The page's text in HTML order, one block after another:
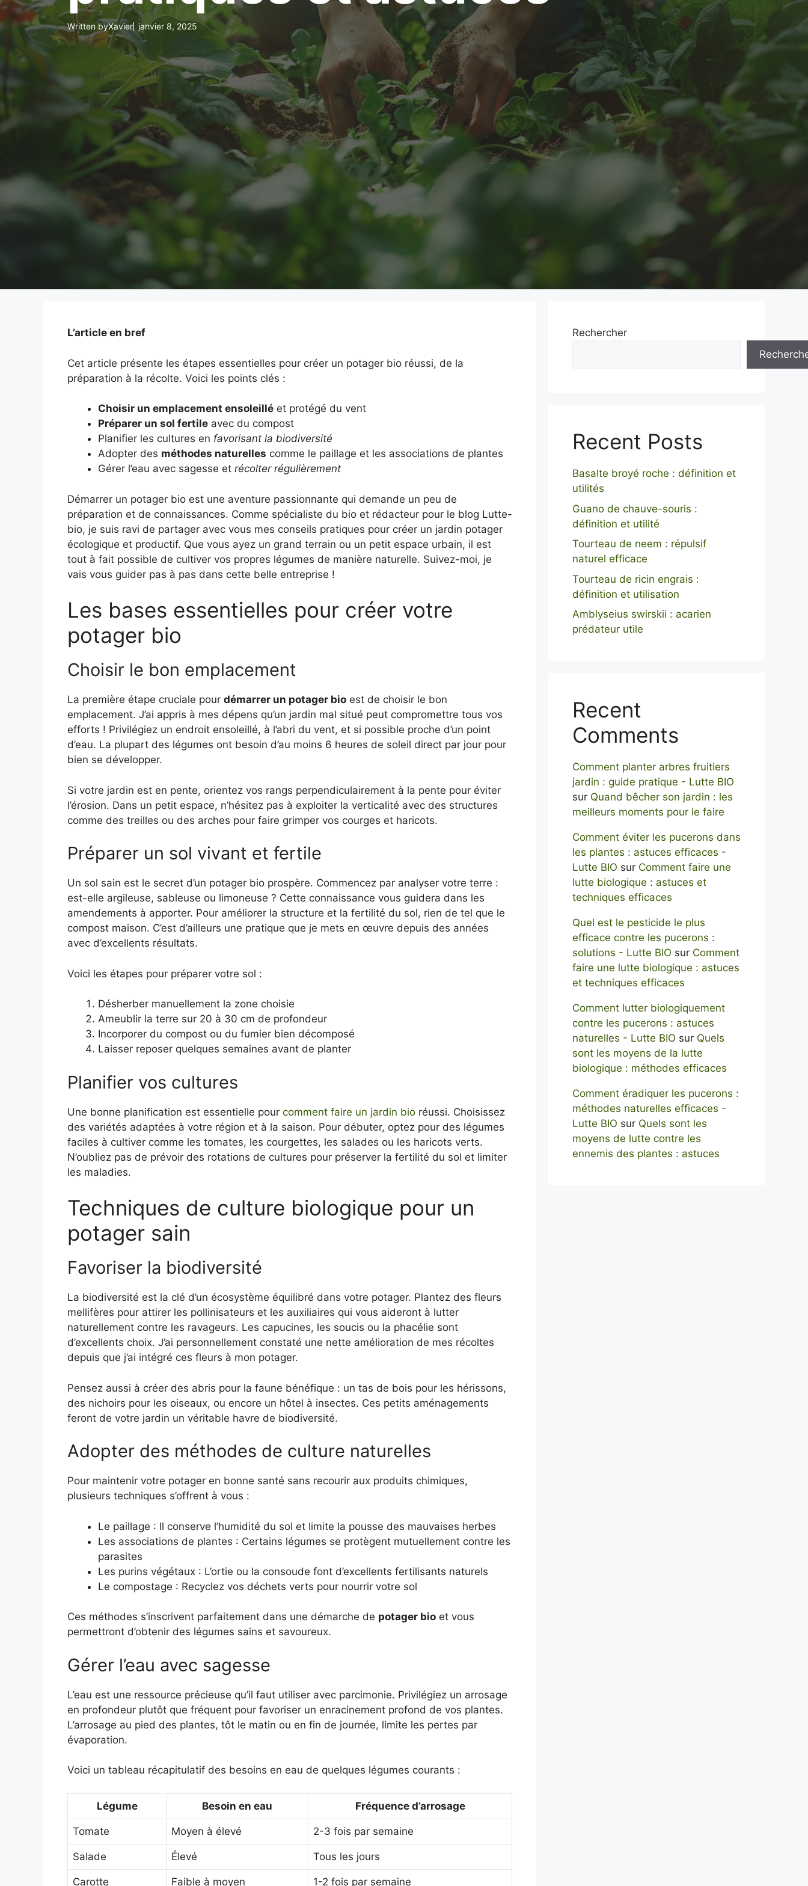
Written byXavier janvier 8, 2025
L’article en bref
Cet article présente les étapes essentielles pour créer un potager bio réussi, de la
préparation à la récolte. Voici les points clés :
Choisir un emplacement ensoleillé et protégé du vent
Préparer un sol fertile avec du compost
Planifier les cultures en favorisant la biodiversité
Adopter des méthodes naturelles comme le paillage et les associations de plantes
Gérer l’eau avec sagesse et récolter régulièrement
Démarrer un potager bio est une aventure passionnante qui demande un peu de
préparation et de connaissances. Comme spécialiste du bio et rédacteur pour le blog Lutte-
bio, je suis ravi de partager avec vous mes conseils pratiques pour créer un jardin potager
écologique et productif. Que vous ayez un grand terrain ou un petit espace urbain, il est
tout à fait possible de cultiver vos propres légumes de manière naturelle. Suivez-moi, je
vais vous guider pas à pas dans cette belle entreprise !
Les bases essentielles pour créer votre
potager bio
Choisir le bon emplacement
La première étape cruciale pour démarrer un potager bio est de choisir le bon
emplacement. J’ai appris à mes dépens qu’un jardin mal situé peut compromettre tous vos
efforts ! Privilégiez un endroit ensoleillé, à l’abri du vent, et si possible proche d’un point
d’eau. La plupart des légumes ont besoin d’au moins 6 heures de soleil direct par jour pour
bien se développer.
Si votre jardin est en pente, orientez vos rangs perpendiculairement à la pente pour éviter
l’érosion. Dans un petit espace, n’hésitez pas à exploiter la verticalité avec des structures
comme des treilles ou des arches pour faire grimper vos courges et haricots.
Préparer un sol vivant et fertile
Un sol sain est le secret d’un potager bio prospère. Commencez par analyser votre terre :
est-elle argileuse, sableuse ou limoneuse ? Cette connaissance vous guidera dans les
amendements à apporter. Pour améliorer la structure et la fertilité du sol, rien de tel que le
compost maison. C’est d’ailleurs une pratique que je mets en œuvre depuis des années
avec d’excellents résultats.
Voici les étapes pour préparer votre sol :
Désherber manuellement la zone choisie
Ameublir la terre sur 20 à 30 cm de profondeur
Incorporer du compost ou du fumier bien décomposé
Laisser reposer quelques semaines avant de planter
Planifier vos cultures
Une bonne planification est essentielle pour comment faire un jardin bio réussi. Choisissez
des variétés adaptées à votre région et à la saison. Pour débuter, optez pour des légumes
faciles à cultiver comme les tomates, les courgettes, les salades ou les haricots verts.
N’oubliez pas de prévoir des rotations de cultures pour préserver la fertilité du sol et limiter
les maladies.
Techniques de culture biologique pour un
potager sain
Favoriser la biodiversité
La biodiversité est la clé d’un écosystème équilibré dans votre potager. Plantez des fleurs
mellifères pour attirer les pollinisateurs et les auxiliaires qui vous aideront à lutter
naturellement contre les ravageurs. Les capucines, les soucis ou la phacélie sont
d’excellents choix. J’ai personnellement constaté une nette amélioration de mes récoltes
depuis que j’ai intégré ces fleurs à mon potager.
Pensez aussi à créer des abris pour la faune bénéfique : un tas de bois pour les hérissons,
des nichoirs pour les oiseaux, ou encore un hôtel à insectes. Ces petits aménagements
feront de votre jardin un véritable havre de biodiversité.
Adopter des méthodes de culture naturelles
Pour maintenir votre potager en bonne santé sans recourir aux produits chimiques,
plusieurs techniques s’offrent à vous :
Le paillage : Il conserve l’humidité du sol et limite la pousse des mauvaises herbes
Les associations de plantes : Certains légumes se protègent mutuellement contre les
parasites
Les purins végétaux : L’ortie ou la consoude font d’excellents fertilisants naturels
Le compostage : Recyclez vos déchets verts pour nourrir votre sol
Ces méthodes s’inscrivent parfaitement dans une démarche de potager bio et vous
permettront d’obtenir des légumes sains et savoureux.
Gérer l’eau avec sagesse
L’eau est une ressource précieuse qu’il faut utiliser avec parcimonie. Privilégiez un arrosage
en profondeur plutôt que fréquent pour favoriser un enracinement profond de vos plantes.
L’arrosage au pied des plantes, tôt le matin ou en fin de journée, limite les pertes par
évaporation.
Voici un tableau récapitulatif des besoins en eau de quelques légumes courants :
Légume Besoin en eau Fréquence d’arrosage
Tomate Moyen à élevé 2-3 fois par semaine
Salade Élevé Tous les jours
Carotte Faible à moyen 1-2 fois par semaine
Rechercher
Recent Posts
Basalte broyé roche : définition et
utilités
Guano de chauve-souris :
définition et utilité
Tourteau de neem : répulsif
naturel efficace
Tourteau de ricin engrais :
définition et utilisation
Amblyseius swirskii : acarien
prédateur utile
Recent
Comments
Comment planter arbres fruitiers
jardin : guide pratique - Lutte BIO
sur Quand bêcher son jardin : les
meilleurs moments pour le faire
Comment éviter les pucerons dans
les plantes : astuces efficaces -
Lutte BIO sur Comment faire une
lutte biologique : astuces et
techniques efficaces
Quel est le pesticide le plus
efficace contre les pucerons :
solutions - Lutte BIO sur Comment
faire une lutte biologique : astuces
et techniques efficaces
Comment lutter biologiquement
contre les pucerons : astuces
naturelles - Lutte BIO sur Quels
sont les moyens de la lutte
biologique : méthodes efficaces
Comment éradiquer les pucerons :
méthodes naturelles efficaces -
Lutte BIO sur Quels sont les
moyens de lutte contre les
ennemis des plantes : astuces